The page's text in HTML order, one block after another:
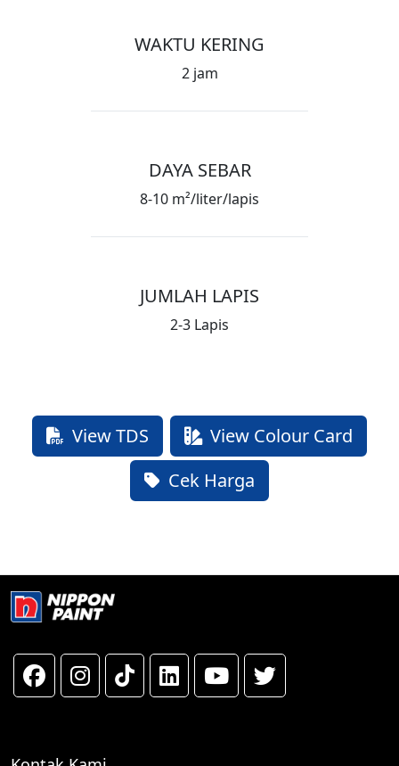
WAKTU KERING
2 jam
DAYA SEBAR
8-10 m²/liter/lapis
JUMLAH LAPIS
2-3 Lapis
View TDS
View Colour Card
Cek Harga